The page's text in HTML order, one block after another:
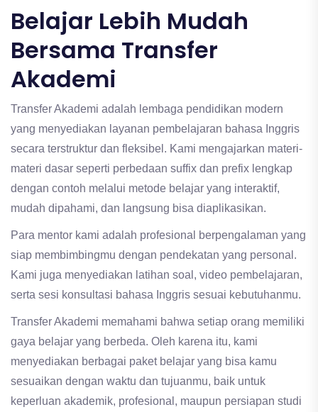
Belajar Lebih Mudah
Bersama Transfer
Akademi
Transfer Akademi adalah lembaga pendidikan modern
yang menyediakan layanan pembelajaran bahasa Inggris
secara terstruktur dan fleksibel. Kami mengajarkan materi-
materi dasar seperti perbedaan suffix dan prefix lengkap
dengan contoh melalui metode belajar yang interaktif,
mudah dipahami, dan langsung bisa diaplikasikan.
Para mentor kami adalah profesional berpengalaman yang
siap membimbingmu dengan pendekatan yang personal.
Kami juga menyediakan latihan soal, video pembelajaran,
serta sesi konsultasi bahasa Inggris sesuai kebutuhanmu.
Transfer Akademi memahami bahwa setiap orang memiliki
gaya belajar yang berbeda. Oleh karena itu, kami
menyediakan berbagai paket belajar yang bisa kamu
sesuaikan dengan waktu dan tujuanmu, baik untuk
keperluan akademik, profesional, maupun persiapan studi